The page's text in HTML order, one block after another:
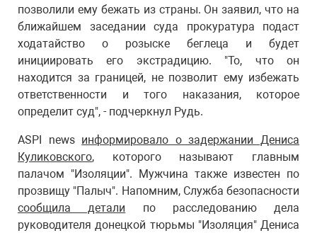
позволили ему бежать из страны. Он заявил, что на
ближайшем заседании суда прокуратура подаст
ходатайство о розыске беглеца и будет
инициировать его экстрадицию. "То, что он
находится за границей, не позволит ему избежать
ответственности и того наказания, которое
определит суд", - подчеркнул Рудь.
ASPI news информировало о задержании Дениса
Куликовского, которого называют главным
палачом "Изоляции". Мужчина также известен по
прозвищу "Палыч". Напомним, Служба безопасности
сообщила детали по расследованию дела
руководителя донецкой тюрьмы "Изоляция" Дениса